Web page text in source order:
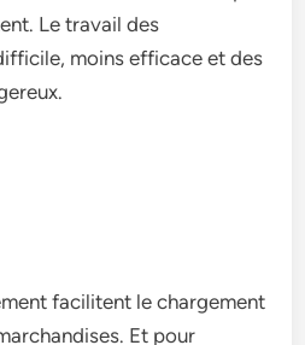
Le travail des
moins efficace et des
facilitent le chargement
Et pour